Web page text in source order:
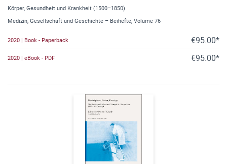
Körper, Gesundheit und Krankheit (1500–1850)
Medizin, Gesellschaft und Geschichte – Beihefte, Volume 76
2020 | Book - Paperback €95.00*
2020 | eBook - PDF €95.00*